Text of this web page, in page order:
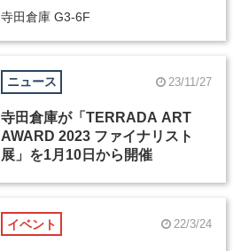
寺田倉庫 G3-6F
ニュース 23/11/27
寺田倉庫が「TERRADA ART
AWARD 2023 ファイナリスト
展」を1月10日から開催
イベント 22/3/24